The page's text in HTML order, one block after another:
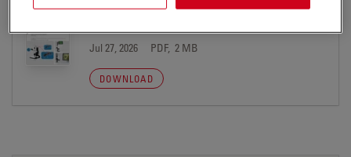
Digital Microscopy Report Useful
Jul 27, 2026 PDF, 2 MB
DOWNLOAD